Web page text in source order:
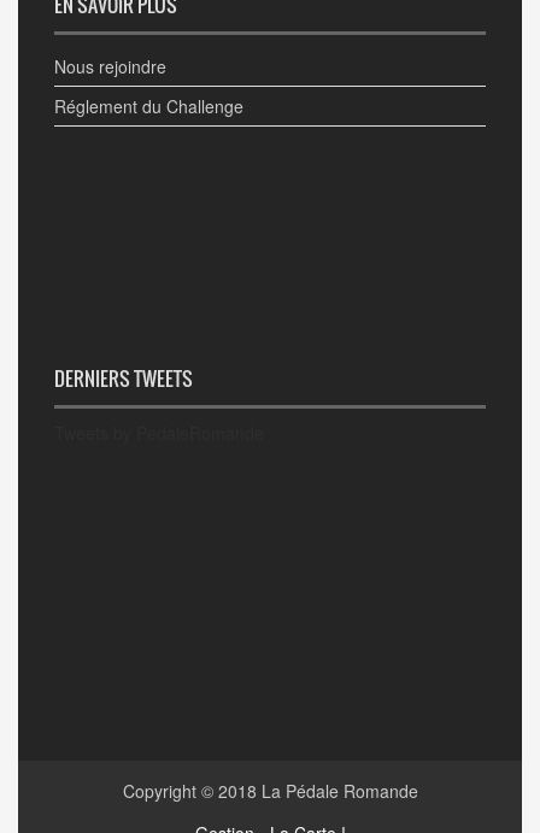
Nous rejoindre
Réglement du Challenge
DERNIERS TWEETS
Copyright © 2018 La Pédale Romande